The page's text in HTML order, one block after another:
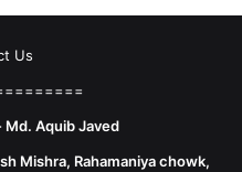
Us
Aquib Javed
Mishra, Rahamaniya chowk,